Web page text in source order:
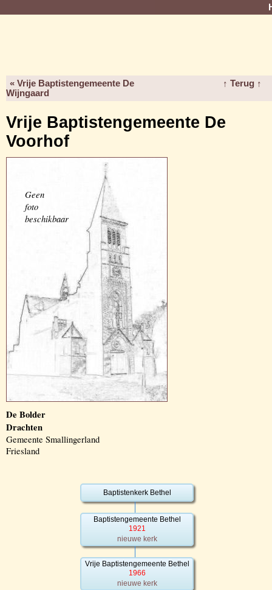
« Vrije Baptistengemeente De
Wijngaard
↑ Terug ↑
Vrije Baptistengemeente De
Voorhof
Geen
foto
beschikbaar
De Bolder
Drachten
Gemeente Smallingerland
Friesland
Baptistenkerk Bethel
Baptistengemeente Bethel
1921
nieuwe kerk
Vrije Baptistengemeente Bethel
1966
nieuwe kerk